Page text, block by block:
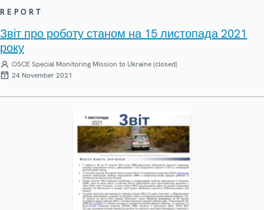
REPORT
Звіт про роботу станом на 15 листопада 2021
року
OSCE Special Monitoring Mission to Ukraine (closed)
24 November 2021